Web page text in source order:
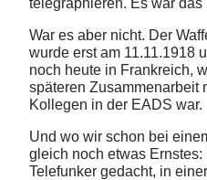
telegraphieren. Es war das
War es aber nicht. Der
wurde erst am 11.11.1918
noch heute in Frankreich,
späteren Zusammenarbeit
Kollegen in der EADS war.
Und wo wir schon bei
gleich noch etwas Ernstes:
Telefunker gedacht, in